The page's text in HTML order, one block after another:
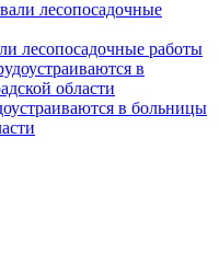
лесопосадочные работы
в больницы